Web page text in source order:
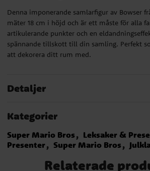
Denna imponerande samlarfigur av Bowser
mäter 18 cm i höjd och är ett måste för alla
artikulerande punkter och en
spännande tillskott till din samling. Perfekt
att dekorera ditt rum med.
Detaljer
Kategorier
Super Mario Bros
Leksaker &
Presenter
Super Mario Bros
Relaterade